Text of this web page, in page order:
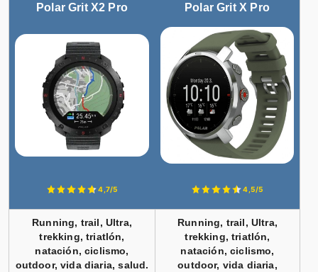
Polar Grit X2 Pro Polar Grit X Pro
4,7/5 4,5/5
Running, trail, Ultra,
trekking, triatlón,
natación, ciclismo,
outdoor, vida diaria, salud.
Running, trail, Ultra,
trekking, triatlón,
natación, ciclismo,
outdoor, vida diaria,